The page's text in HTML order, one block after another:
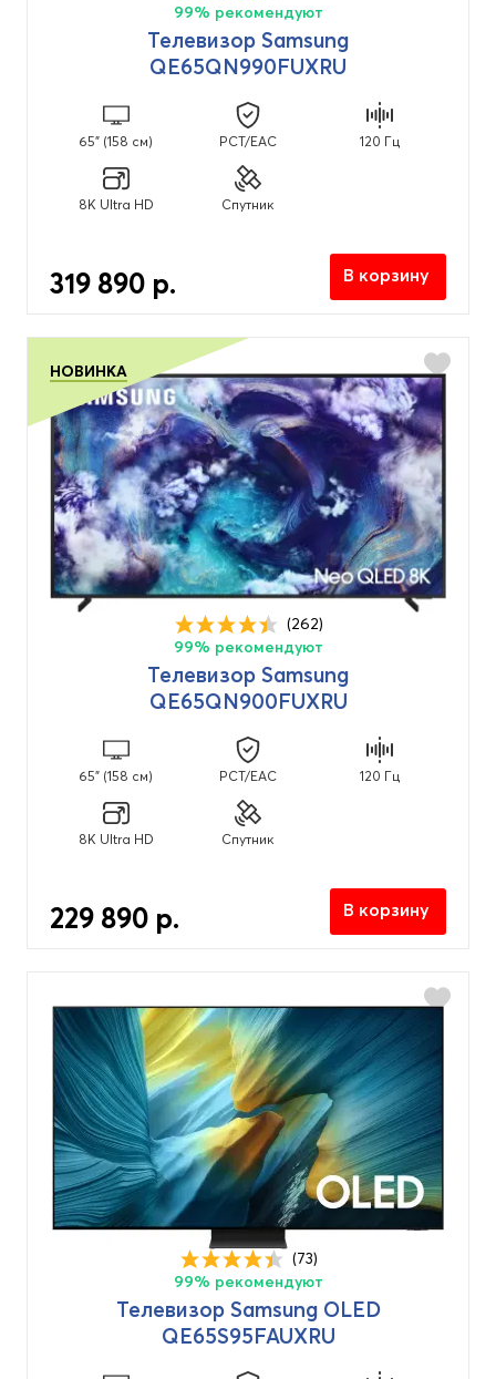
99% рекомендуют
Телевизор Samsung
QE65QN990FUXRU
65" (158 см) PCT/EAC 120 Гц
8K Ultra HD Спутник
319 890 р. В корзину
НОВИНКА
(262)
99% рекомендуют
Телевизор Samsung
QE65QN900FUXRU
65" (158 см) PCT/EAC 120 Гц
8K Ultra HD Спутник
229 890 р. В корзину
(73)
99% рекомендуют
Телевизор Samsung OLED
QE65S95FAUXRU